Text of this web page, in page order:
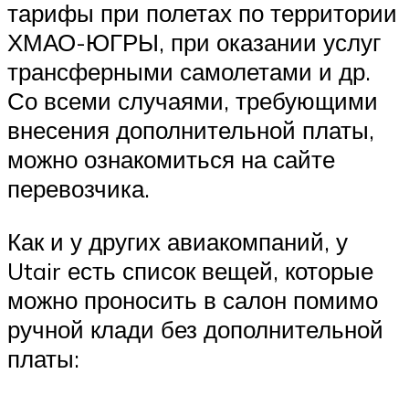
тарифы при полетах по территории
ХМАО-ЮГРЫ, при оказании услуг
трансферными самолетами и др.
Со всеми случаями, требующими
внесения дополнительной платы,
можно ознакомиться на сайте
перевозчика.
Как и у других авиакомпаний, у
Utair есть список вещей, которые
можно проносить в салон помимо
ручной клади без дополнительной
платы: